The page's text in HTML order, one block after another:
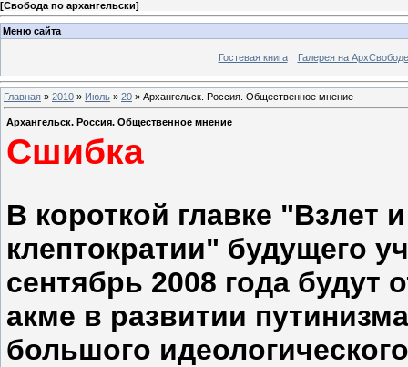
[Свобода по архангельски]
Меню сайта
Гостевая книга Галерея на АрхСвободе
Главная » 2010 » Июль » 20 » Архангельск. Россия. Общественное мнение
Архангельск. Россия. Общественное мнение
Сшибка
В короткой главке "Взлет
клептократии" будущего
сентябрь 2008 года будут
акме в развитии
большого